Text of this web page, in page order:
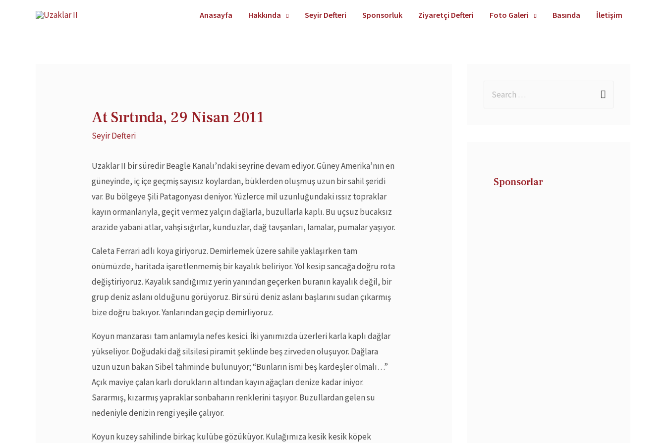
Anasayfa Hakkında Seyir Defteri Sponsorluk Ziyaretçi Defteri Foto Galeri Basında İletişim
At Sırtında, 29 Nisan 2011
Seyir Defteri
Uzaklar II bir süredir Beagle Kanalı’ndaki seyrine devam ediyor. Güney Amerika’nın en
güneyinde, iç içe geçmiş sayısız koylardan, büklerden oluşmuş uzun bir sahil şeridi
var. Bu bölgeye Şili Patagonyası deniyor. Yüzlerce mil uzunluğundaki ıssız topraklar
kayın ormanlarıyla, geçit vermez yalçın dağlarla, buzullarla kaplı. Bu uçsuz bucaksız
arazide yabani atlar, vahşi sığırlar, kunduzlar, dağ tavşanları, lamalar, pumalar yaşıyor.
Caleta Ferrari adlı koya giriyoruz. Demirlemek üzere sahile yaklaşırken tam
önümüzde, haritada işaretlenmemiş bir kayalık beliriyor. Yol kesip sancağa doğru rota
değiştiriyoruz. Kayalık sandığımız yerin yanından geçerken buranın kayalık değil, bir
grup deniz aslanı olduğunu görüyoruz. Bir sürü deniz aslanı başlarını sudan çıkarmış
bize doğru bakıyor. Yanlarından geçip demirliyoruz.
Koyun manzarası tam anlamıyla nefes kesici. İki yanımızda üzerleri karla kaplı dağlar
yükseliyor. Doğudaki dağ silsilesi piramit şeklinde beş zirveden oluşuyor. Dağlara
uzun uzun bakan Sibel tahminde bulunuyor; “Bunların ismi beş kardeşler olmalı…”
Açık maviye çalan karlı dorukların altından kayın ağaçları denize kadar iniyor.
Sararmış, kızarmış yapraklar sonbaharın renklerini taşıyor. Buzullardan gelen su
nedeniyle denizin rengi yeşile çalıyor.
Koyun kuzey sahilinde birkaç kulübe gözüküyor. Kulağımıza kesik kesik köpek
Sponsorlar